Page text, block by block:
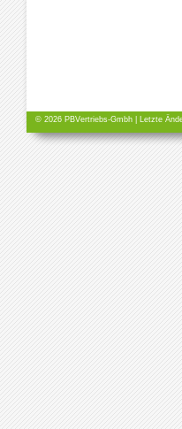
© 2026 PBVertriebs-Gmbh | Letzte